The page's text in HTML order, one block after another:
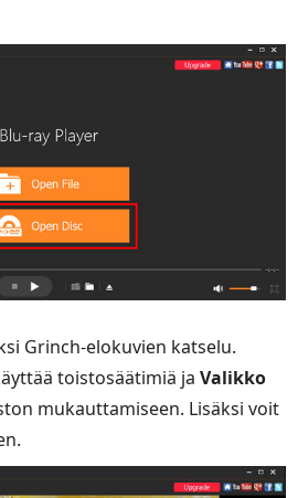
Grinch-elokuvien katselu.
toistosäätimiä jaValikko
mukauttamiseen. Lisäksi voit